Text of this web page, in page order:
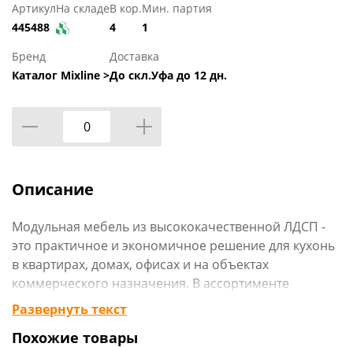
Артикул
445488
На складеВ кор.
4
Мин. партия
1
Бренд
Каталог Mixline >
Доставка
До скл.Уфа до 12 дн.
Описание
Модульная мебель из высококачественной ЛДСП -
это практичное и экономичное решение для кухонь
в квартирах, домах, офисах и на объектах
коммерческого назначения. В ассортименте
представлены напольные и навесные элементы,
позволяющие собрать гарнитур под любые задачи.
Развернуть текст
Похожие товары